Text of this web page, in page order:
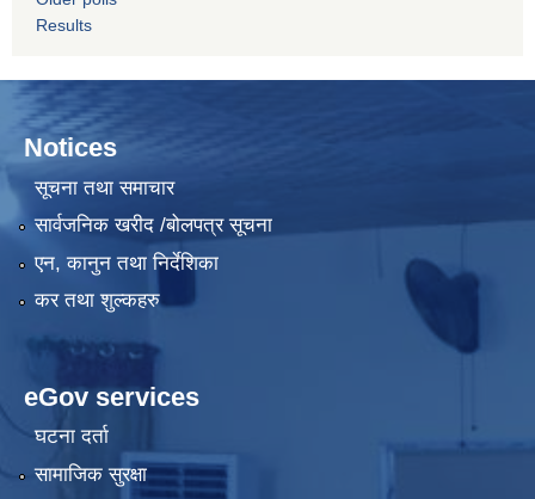
Results
Notices
सूचना तथा समाचार
सार्वजनिक खरीद /बोलपत्र सूचना
एन, कानुन तथा निर्देशिका
कर तथा शुल्कहरु
eGov services
घटना दर्ता
सामाजिक सुरक्षा